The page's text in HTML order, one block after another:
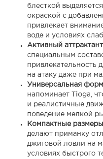
блесткой
окраской с
привлекает
воде и условиях
Активный аттрактант
специальным
привлекательность
на атаку даже при
Универсальная
напоминает Tioga,
и реалистичные
поведение мелкой
Компактные размеры
делают приманку
джиговой ловли на
условиях быстрого